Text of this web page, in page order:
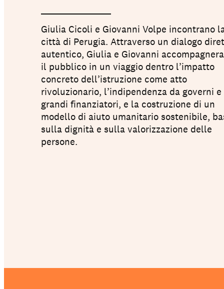
Giulia Cicoli e Giovanni Volpe incontrano
città di Perugia. Attraverso un dialogo
autentico, Giulia e Giovanni
il pubblico in un viaggio dentro l’impatto
concreto dell’istruzione come atto
rivoluzionario, l’indipendenza da governi e
grandi finanziatori, e la costruzione di un
modello di aiuto umanitario sostenibile,
sulla dignità e sulla valorizzazione delle
persone.